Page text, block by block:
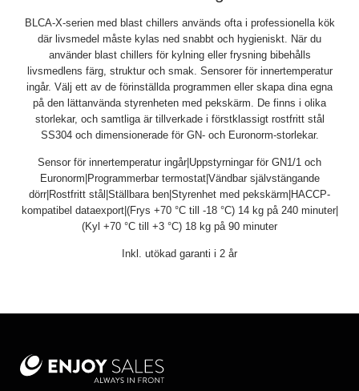
BLCA-X-serien med blast chillers används ofta i professionella kök
där livsmedel måste kylas ned snabbt och hygieniskt. När du
använder blast chillers för kylning eller frysning bibehålls
livsmedlens färg, struktur och smak. Sensorer för innertemperatur
ingår. Välj ett av de förinställda programmen eller skapa dina egna
på den lättanvända styrenheten med pekskärm. De finns i olika
storlekar, och samtliga är tillverkade i förstklassigt rostfritt stål
SS304 och dimensionerade för GN- och Euronorm-storlekar.
Sensor för innertemperatur ingår|Uppstyrningar för GN1/1 och
Euronorm|Programmerbar termostat|Vändbar självstängande
dörr|Rostfritt stål|Ställbara ben|Styrenhet med pekskärm|HACCP-
kompatibel dataexport|(Frys +70 °C till -18 °C) 14 kg på 240 minuter|
(Kyl +70 °C till +3 °C) 18 kg på 90 minuter
Inkl. utökad garanti i 2 år